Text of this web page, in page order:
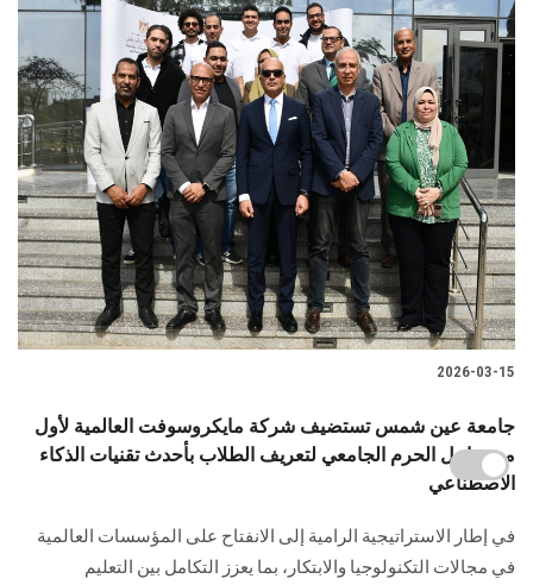
2026-03-15
جامعة عين شمس تستضيف شركة مايكروسوفت العالمية لأول
مرة داخل الحرم الجامعي لتعريف الطلاب بأحدث تقنيات الذكاء
الاصطناعي
في إطار الاستراتيجية الرامية إلى الانفتاح على المؤسسات العالمية
في مجالات التكنولوجيا والابتكار، بما يعزز التكامل بين التعليم